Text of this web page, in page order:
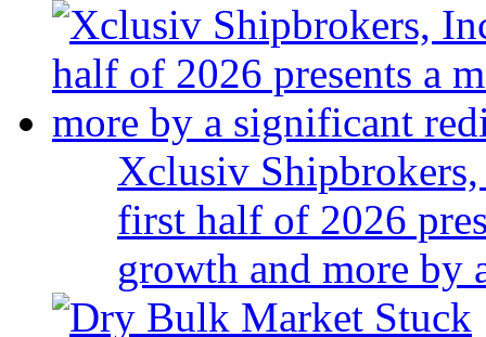
Xclusiv
first half of 2026
growth and more